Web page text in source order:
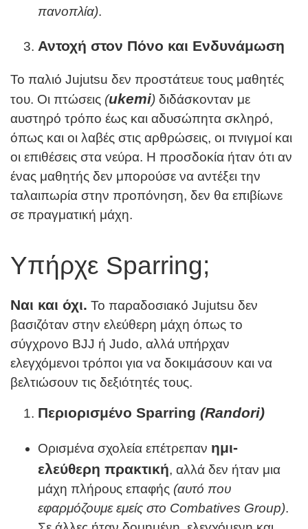
πανοπλία).
Αντοχή στον Πόνο και Ενδυνάμωση
Το παλιό Jujutsu δεν προστάτευε τους μαθητές
του. Οι πτώσεις (ukemi) διδάσκονταν με
αυστηρό τρόπο έως και αδυσώπητα σκληρό,
όπως και οι λαβές στις αρθρώσεις, οι πνιγμοί και
οι επιθέσεις στα νεύρα. Η προσδοκία ήταν ότι αν
ένας μαθητής δεν μπορούσε να αντέξει την
ταλαιπωρία στην προπόνηση, δεν θα επιβίωνε
σε πραγματική μάχη.
Υπήρχε Sparring;
Ναι και όχι. Το παραδοσιακό Jujutsu δεν
βασιζόταν στην ελεύθερη μάχη όπως το
σύγχρονο BJJ ή Judo, αλλά υπήρχαν
ελεγχόμενοι τρόποι για να δοκιμάσουν και να
βελτιώσουν τις δεξιότητές τους.
Περιορισμένο Sparring (Randori)
Ορισμένα σχολεία επέτρεπαν ημι-
ελεύθερη πρακτική, αλλά δεν ήταν μια
μάχη πλήρους επαφής (αυτό που
εφαρμόζουμε εμείς στο Combatives Group).